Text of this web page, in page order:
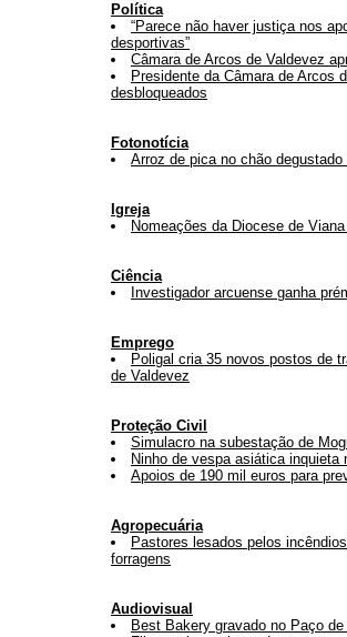
Política
“Parece não haver justiça nos
desportivas”
Câmara de Arcos de Valdevez
Presidente da Câmara de Arcos
desbloqueados
Fotonotícia
Arroz de pica no chão
Igreja
Nomeações da Diocese de
Ciência
Investigador arcuense ganha
Emprego
Poligal cria 35 novos postos de
de Valdevez
Proteção Civil
Simulacro na subestação de
Ninho de vespa asiática inquieta
Apoios de 190 mil euros para
Agropecuária
Pastores lesados pelos
forragens
Audiovisual
Best Bakery gravado no Paço de